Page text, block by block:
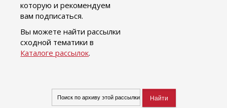
которую и рекомендуем
вам подписаться.
Вы можете найти рассылки
сходной тематики в
Каталоге рассылок.